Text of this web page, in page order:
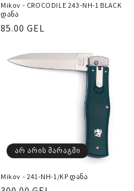
Mikov - CROCODILE 243-NH-1 BLACK
დანა
რეგულარული
85.00 GEL
არ არის მარაგში
Mikov - 241-NH-1/KP დანა